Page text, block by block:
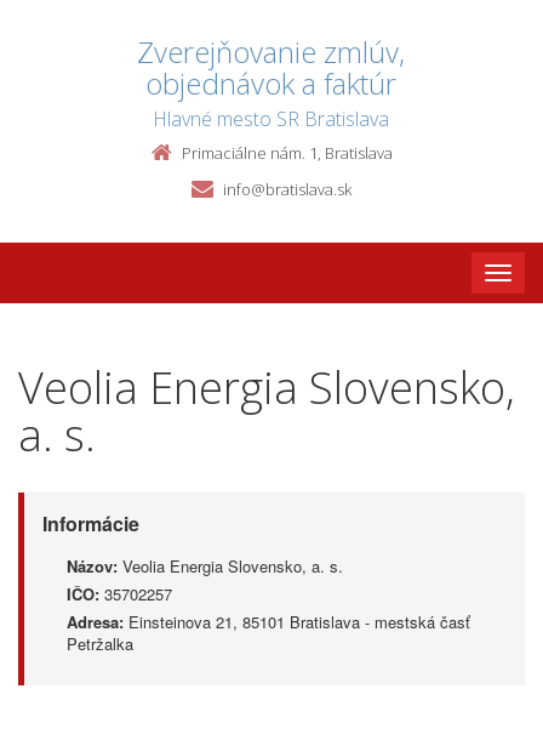
Zverejňovanie zmlúv,
objednávok a faktúr
Hlavné mesto SR Bratislava
Primaciálne nám. 1, Bratislava
info@bratislava.sk
Toggle
Veolia Energia Slovensko,
a. s.
Informácie
Názov: Veolia Energia Slovensko, a. s.
IČO: 35702257
Adresa: Einsteinova 21, 85101 Bratislava - mestská časť
Petržalka